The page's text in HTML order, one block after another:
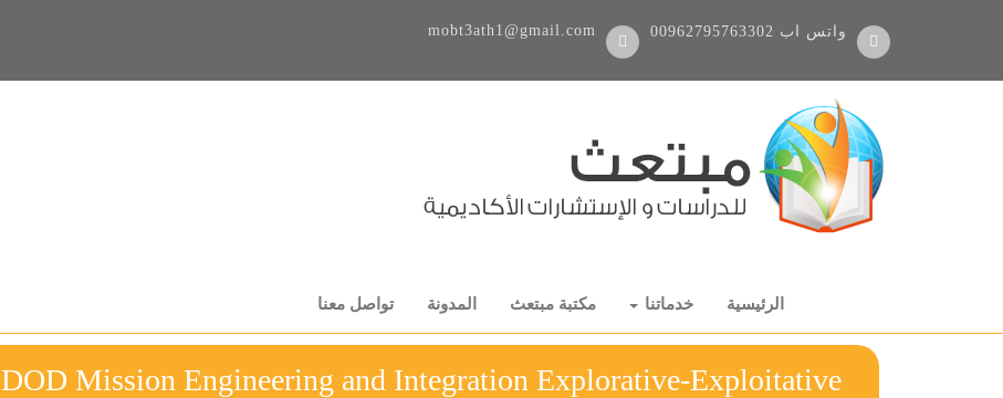
00962795763302 واتس اب mobt3ath1@gmail.com
الرئيسية خدماتنا مكتبة مبتعث المدونة تواصل معنا
DOD Mission Engineering and Integration Explorative-Exploitative